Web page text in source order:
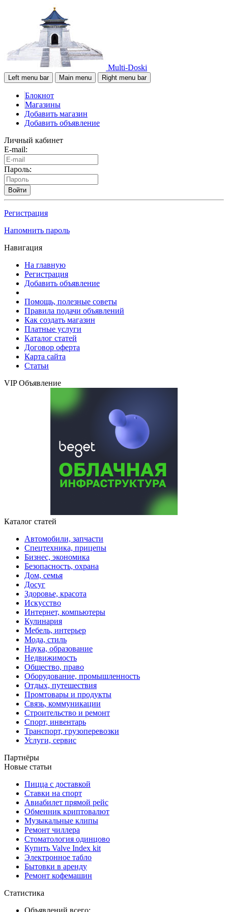
Multi-Doski
Left menu bar Main menu Right menu bar
Блокнот
Магазины
Добавить магазин
Добавить объявление
Личный кабинет
E-mail:
Пароль:
Войти
Регистрация
Напомнить пароль
Навигация
На главную
Регистрация
Добавить объявление
Помощь, полезные советы
Правила подачи объявлений
Как создать магазин
Платные услуги
Каталог статей
Договор оферта
Карта сайта
Статьи
VIP Объявление
Каталог статей
Автомобили, запчасти
Спецтехника, прицепы
Бизнес, экономика
Безопасность, охрана
Дом, семья
Досуг
Здоровье, красота
Искусство
Интернет, компьютеры
Кулинария
Мебель, интерьер
Мода, стиль
Наука, образование
Недвижимость
Общество, право
Оборудование, промышленность
Отдых, путешествия
Промтовары и продукты
Связь, коммуникации
Строительство и ремонт
Спорт, инвентарь
Транспорт, грузоперевозки
Услуги, сервис
Партнёры
Новые статьи
Пицца с доставкой
Ставки на спорт
Авиабилет прямой рейс
Обменник криптовалют
Музыкальные клипы
Ремонт чиллера
Стоматология одинцово
Купить Valve Index kit
Электронное табло
Бытовки в аренду
Ремонт кофемашин
Статистика
Объявлений всего: